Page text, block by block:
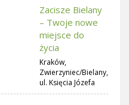
Zacisze Bielany
– Twoje nowe
miejsce do
życia
Kraków,
Zwierzyniec/Bielany,
ul. Księcia Józefa